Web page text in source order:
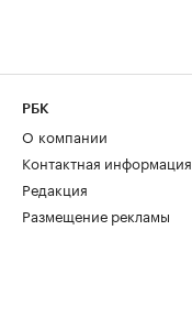
РБК
О компании
Контактная информация
Редакция
Размещение рекламы